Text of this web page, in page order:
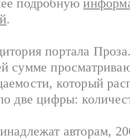
подробную
.
портала
сумме
который
две цифры:
авторам,